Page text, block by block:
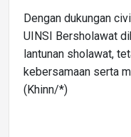
Dengan dukungan
UINSI Bersholawat
lantunan sholawat,
kebersamaan serta
(Khinn/*)